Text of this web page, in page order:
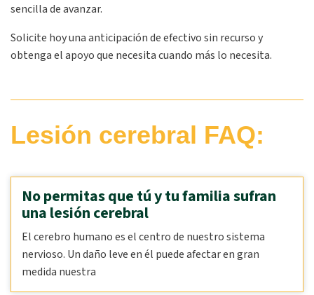
sencilla de avanzar.
Solicite hoy una anticipación de efectivo sin recurso y
obtenga el apoyo que necesita cuando más lo necesita.
Lesión cerebral FAQ:
No permitas que tú y tu familia sufran
una lesión cerebral
El cerebro humano es el centro de nuestro sistema
nervioso. Un daño leve en él puede afectar en gran
medida nuestra